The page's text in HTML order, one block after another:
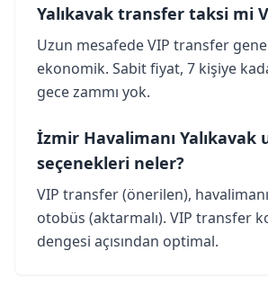
Yalıkavak transfer taksi mi
Uzun mesafede VIP transfer
ekonomik. Sabit fiyat, 7 kişiye
gece zammı yok.
İzmir Havalimanı Yalıkavak
seçenekleri neler?
VIP transfer (önerilen),
otobüs (aktarmalı). VIP transfer
dengesi açısından optimal.